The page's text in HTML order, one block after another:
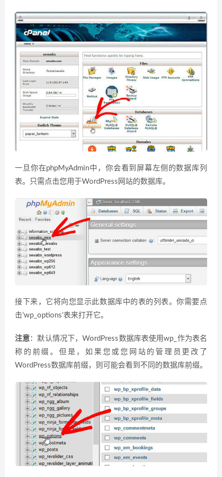
一旦你在phpMyAdmin中，你会看到屏幕左侧的数据库列
表。只需点击您用于WordPress网站的数据库。
接下来，它将向您显示此数据库中的表的列表。你需要点
击’wp_options’表来打开它。
注意：默认情况下，WordPress数据库表使用wp_作为表名
称的前缀。但是，如果您或您网站的管理员更改了
WordPress数据库前缀，则可能会看到不同的数据库前缀。